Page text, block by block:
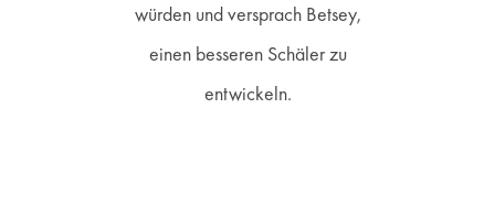
würden und versprach Betsey,
einen besseren Schäler zu
entwickeln.